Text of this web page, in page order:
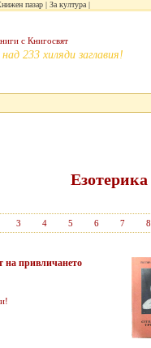
пазар За култура
233 хиляди заглавия!
Езотерика
3 4 5 6 7 8
на привличането